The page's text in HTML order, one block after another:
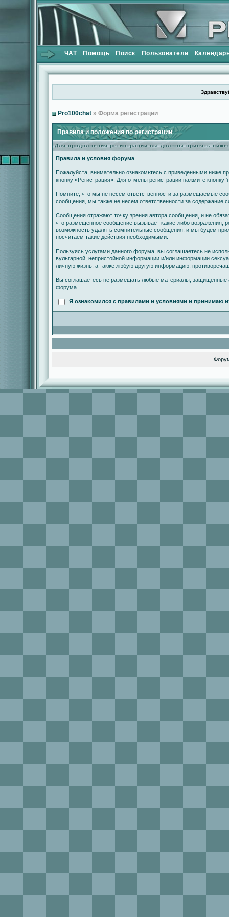
ЧАТ Помощь Поиск Пользователи
Pro100chat » Форма регистрации
Правила и положения по регистрации
Для продолжения регистрации вы должны принять
Правила и условия форума
Пожалуйста, внимательно ознакомьтесь с приведенными ниже
кнопку «Регистрация». Для отмены регистрации нажмите кнопку
Помните, что мы не несем ответственности за размещаемые
сообщения, мы также не несем ответственности за содержание
Сообщения отражают точку зрения автора сообщения, и не
что размещенное сообщение вызывает какие-либо возражения,
возможность удалять сомнительные сообщения, и мы будем
посчитаем такие действия необходимыми.
Пользуясь услугами данного форума, вы соглашаетесь не
вульгарной, непристойной информации и/или информации
личную жизнь, а также любую другую информацию,
Вы соглашаетесь не размещать любые материалы, защищенные
форума.
Я ознакомился с правилами и условиями и принимаю